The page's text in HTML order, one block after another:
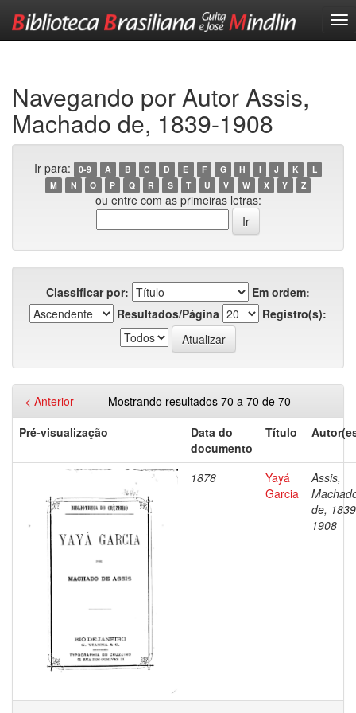
Navegando por Autor Assis,
Machado de, 1839-1908
Ir para: 0-9 A B C D E F G H I J K
L
M
N O P Q R S T U V W X Y Z
ou entre com as primeiras letras:
Classificar por:
Em ordem:
Resultados/Página
Registro(s):
Mostrando resultados 70 a 70 de 70
< Anterior
Pré-visualização
Data do
documento
Título
1878
Yayá
Garcia
Assis,
de,
1908